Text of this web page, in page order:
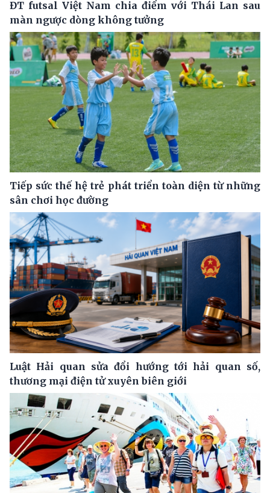
ĐT futsal Việt Nam chia điểm với Thái Lan sau
màn ngược dòng không tưởng
Tiếp sức thế hệ trẻ phát triển toàn diện từ những
sân chơi học đường
Luật Hải quan sửa đổi hướng tới hải quan số,
thương mại điện tử xuyên biên giới